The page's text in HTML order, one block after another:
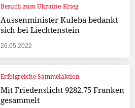
Besuch zum Ukraine-Krieg
Aussenminister Kuleba bedankt
sich bei Liechtenstein
26.05.2022
Erfolgreiche Sammelaktion
Mit Friedenslicht 9282.75 Franken
gesammelt